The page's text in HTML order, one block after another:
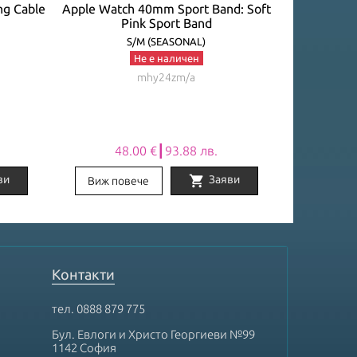
Cable
Apple Watch 40mm Sport Band: Soft
Pink Sport Band
S/M (SEASONAL)
Не е наличен
mhy24zm/a
48.00 €┃93.88 лв.
Виж повече shopping_cart Заяви
Контакти
тел. 0888 879 775
Бул. Евлоги и Христо Георгиеви №99
1142 София